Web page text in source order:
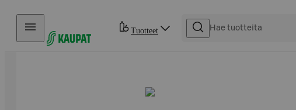
Hyppää sisältöön
Tuotteet